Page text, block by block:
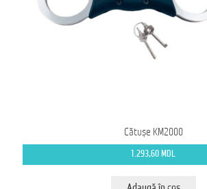
Cătușe KM2000
1.293,60 MDL